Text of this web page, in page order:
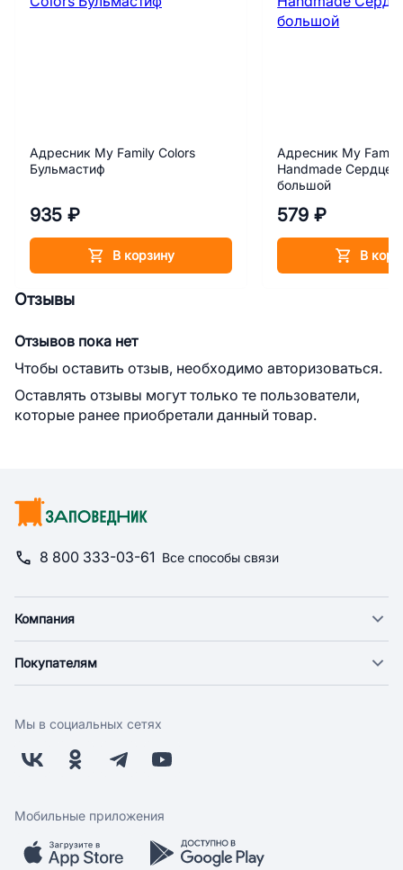
Адресник My Family Colors
Бульмастиф
935 ₽
В корзину
Адресник My
Handmade Сердце
большой
579 ₽
В
Отзывы
Отзывов пока нет
Чтобы оставить отзыв, необходимо авторизоваться.
Оставлять отзывы могут только те пользователи,
которые ранее приобретали данный товар.
8 800 333-03-61 Все способы связи
Компания
Новости
Поставщикам
Заводчикам
Обратная связь
Покупателям
Оплата
Бонусная программа
Скидки и акции
Мобильное приложение
Мы в социальных сетях
Мобильные приложения